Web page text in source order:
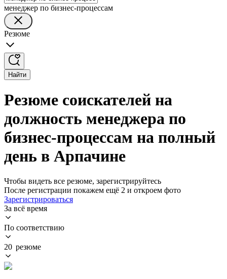
менеджер по бизнес-процессам
Резюме
Найти
Резюме соискателей на
должность менеджера по
бизнес-процессам на полный
день в Арпачине
Чтобы видеть все резюме, зарегистрируйтесь
После регистрации покажем ещё 2 и откроем фото
Зарегистрироваться
За всё время
По соответствию
20 резюме